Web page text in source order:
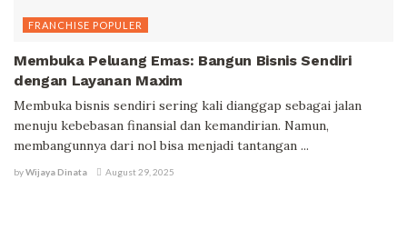
FRANCHISE POPULER
Membuka Peluang Emas: Bangun Bisnis Sendiri
dengan Layanan Maxim
Membuka bisnis sendiri sering kali dianggap sebagai jalan
menuju kebebasan finansial dan kemandirian. Namun,
membangunnya dari nol bisa menjadi tantangan ...
byWijaya Dinata August 29, 2025